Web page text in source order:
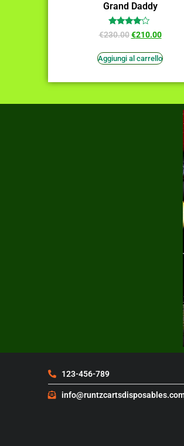
Grand Daddy
Valutato
3.82
€230.00 €210.00
Aggiungi al carrello
123-456-789